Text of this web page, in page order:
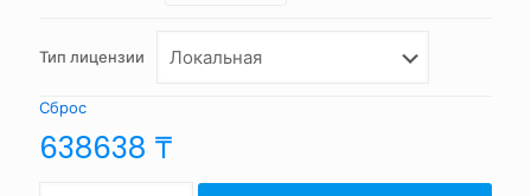
Тип лицензии
Сброс
638638 ₸